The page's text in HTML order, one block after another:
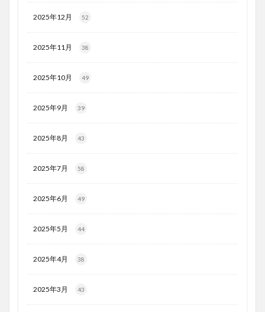
2025年12月 52
2025年11月 38
2025年10月 49
2025年9月 39
2025年8月 43
2025年7月 58
2025年6月 49
2025年5月 44
2025年4月 38
2025年3月 43